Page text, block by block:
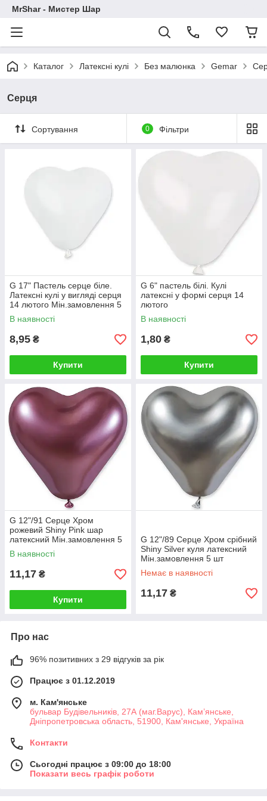
MrShar - Мистер Шар
Каталог Латексні кулі Без малюнка Gemar
Серця
Сортування 0 Фільтри
G 17" Пастель серце біле.
Латексні кулі у вигляді серця
14 лютого Мін.замовлення 5
шт
В наявності
8,95 ₴
Купити
G 6" пастель білі. Кулі
латексні у формі серця 14
лютого
В наявності
1,80 ₴
Купити
G 12"/91 Серце Хром
рожевий Shiny Pink шар
латексний Мін.замовлення 5
шт
В наявності
11,17 ₴
Купити
G 12"/89 Cерце Хром срібний
Shiny Silver куля латексний
Мін.замовлення 5 шт
Немає в наявності
11,17 ₴
Про нас
96% позитивних з 29 відгуків за рік
Працює з 01.12.2019
м. Кам'янське
бульвар Будівельників, 27А (маг.Варус), Кам’янське,
Дніпропетровська область, 51900, Кам'янське, Україна
Контакти
Сьогодні працює з 09:00 до 18:00
Показати весь графік роботи